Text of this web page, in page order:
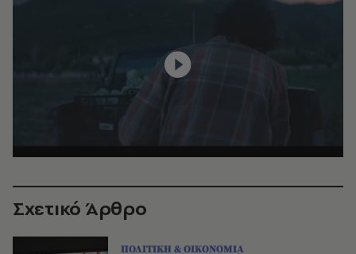
Σχετικό Άρθρο
ΠΟΛΙΤΙΚΗ & ΟΙΚΟΝΟΜΙΑ